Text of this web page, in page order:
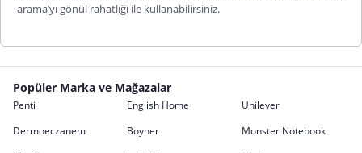
arama’yı gönül rahatlığı ile kullanabilirsiniz.
Popüler Marka ve Mağazalar
Penti English Home
Unilever
Dermoeczanem
Boyner
Monster Notebook